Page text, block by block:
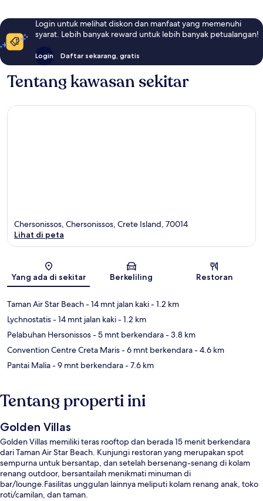
Login untuk melihat diskon dan manfaat yang memenuhi
syarat. Lebih banyak reward untuk lebih banyak petualangan!
Login Daftar sekarang, gratis
Tentang kawasan sekitar
Peta
Chersonissos, Chersonissos, Crete Island, 70014
Lihat di peta
Yang ada di sekitar Berkeliling Restoran
Taman Air Star Beach- 14 mnt jalan kaki- 1.2 km
Lychnostatis- 14 mnt jalan kaki- 1.2 km
Pelabuhan Hersonissos- 5 mnt berkendara- 3.8 km
Convention Centre Creta Maris- 6 mnt berkendara- 4.6 km
Pantai Malia- 9 mnt berkendara- 7.6 km
Tentang properti ini
Golden Villas
Golden Villas memiliki teras rooftop dan berada 15 menit berkendara
dari Taman Air Star Beach. Kunjungi restoran yang merupakan spot
sempurna untuk bersantap, dan setelah bersenang-senang di kolam
renang outdoor, bersantailah menikmati minuman di
bar/lounge.Fasilitas unggulan lainnya meliputi kolam renang anak, toko
roti/camilan, dan taman.